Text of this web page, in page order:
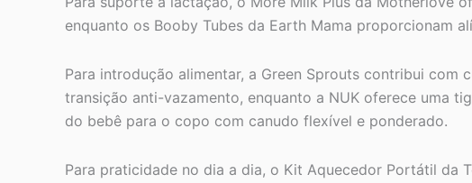
enquanto os Booby Tubes da Earth Mama proporcionam
Para introdução alimentar, a Green Sprouts contribui
transição anti-vazamento, enquanto a NUK oferece uma
do bebê para o copo com canudo flexível e ponderado.
Para praticidade no dia a dia, o Kit Aquecedor Portátil da